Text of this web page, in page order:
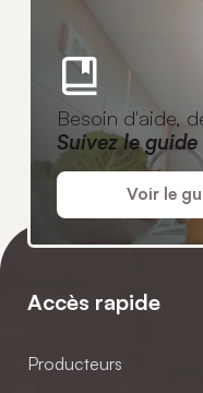
Besoin d'aide,
Suivez le guide
Voir le
Accès rapide
Producteurs